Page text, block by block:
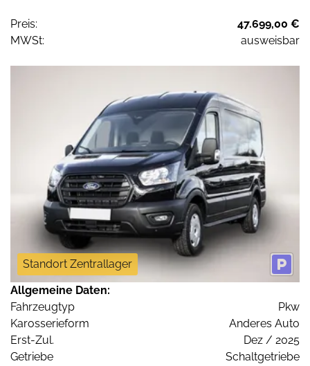
Preis:
47.699,00 €
MWSt:
ausweisbar
Standort Zentrallager
Allgemeine Daten:
Fahrzeugtyp
Pkw
Karosserieform
Anderes Auto
Erst-Zul.
Dez / 2025
Getriebe
Schaltgetriebe